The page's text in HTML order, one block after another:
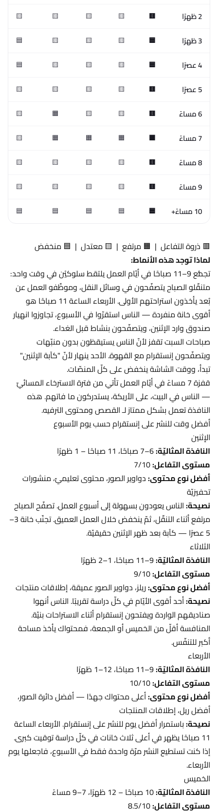
2 ظهرًا 🟨
🟨
🟨
🟨
🟨
3 ظهرًا 🟦
🟨
🟨
🟨
🟦
4 عصرًا 🟦
🟨
🟨
🟨
🟦
5 عصرًا 🟨
🟨
🟨
🟨
🟨
6 مساءً 🟨
🟨
🟨
🟧
🟨
7 مساءً 🟧
🟧
🟧
🟧
🟨
8 مساءً 🟨
🟨
🟨
🟨
🟨
9 مساءً 🟨
🟨
🟨
🟨
🟨
10 مساءً+ 🟦
🟦
🟦
🟦
🟦
🟥 ذروة التفاعل | 🟧 مرتفع | 🟨 معتدل | 🟦 منخفض
لماذا توجد هذه الأنماط:
تجمُّع 9–11 صباحًا في أيّام العمل يلتقط سلوكيْن في وقت واحد:
متنقّلو الصباح يتصفّحون في وسائل النقل، وموظّفو العمل عن
بُعد يأخذون استراحتهم الأولى. الأربعاء الساعة 11 صباحًا هو
أقوى خانة منفردة — الناس استقرّوا في الأسبوع، تجاوزوا انهيار
صندوق وارد الإثنين، ويتصفّحون بنشاط قبل الغداء.
صباحات السبت تقفز لأنّ الناس يستيقظون بدون منبّهات
ويتصفّحون إنستقرام مع القهوة. الأحد ينهار لأنّ "كآبة الإثنين"
تبدأ، ووقت الشاشة ينخفض على كلّ المنصّات.
قفزة 7 مساءً في أيّام العمل تأتي من فترة الاسترخاء المسائيّ
— الناس في البيت، على الأريكة، يستدركون ما فاتهم. هذه
النافذة تعمل بشكل ممتاز لـ القصص ومحتوى الترفيه.
أفضل وقت للنشر على إنستقرام حسب يوم الأسبوع
الإثنين
النافذة المثاليّة:
مستوى التفاعل:
أفضل نوع محتوى:دواوير الصور، محتوى تعليميّ، منشورات
تحفيزيّة
نصيحة:الناس يعودون بسهولة إلى أسبوع العمل. تصفّح الصباح
مرتفع أثناء التنقّل، ثمّ ينخفض خلال العمل العميق. تجنّب خانة 3–
5 عصرًا — كآبة بعد ظهر الإثنين حقيقيّة.
الثلاثاء
النافذة المثاليّة:
مستوى التفاعل:
أفضل نوع محتوى:ريلز، دواوير الصور عميقة، إطلاقات منتجات
نصيحة:أحد أقوى الأيّام في كلّ دراسة تقريبًا. الناس أنهوا
صناديقهم الواردة ويفتحون إنستقرام أثناء الاستراحات بنيّة.
المنافسة أقلّ من الخميس أو الجمعة، فمحتواك يأخذ مساحة
أكبر للتنفّس.
الأربعاء
النافذة المثاليّة:
مستوى التفاعل:
أفضل نوع محتوى:أعلى محتواك جهدًا — أفضل دائرة الصور،
أفضل ريل، إطلاقات المنتجات
نصيحة:باستمرار أفضل يوم للنشر على إنستقرام. الأربعاء الساعة
11 صباحًا يظهر في أعلى ثلاث خانات في كلّ دراسة توقيت كبرى.
إذا كنت تستطيع النشر مرّة واحدة فقط في الأسبوع، فاجعلها يوم
الأربعاء.
الخميس
النافذة المثاليّة:
مستوى التفاعل: